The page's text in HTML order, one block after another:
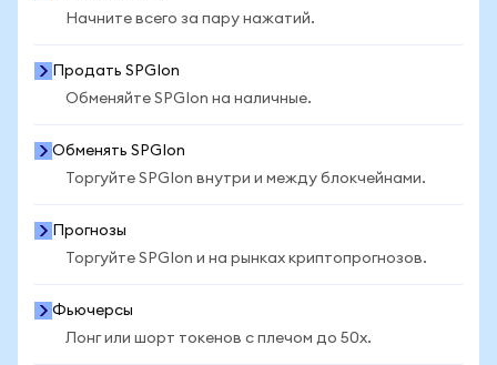
Начните всего за пару нажатий.
Продать SPGIon
Обменяйте SPGIon на наличные.
Обменять SPGIon
Торгуйте SPGIon внутри и между блокчейнами.
Прогнозы
Торгуйте SPGIon и на рынках криптопрогнозов.
Фьючерсы
Лонг или шорт токенов с плечом до 50x.